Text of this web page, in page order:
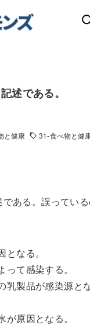
述である。
と健康
31-食べ物と健
ある。誤ってい
なる。
って感染する。
乳製品が感染源と
が原因となる。